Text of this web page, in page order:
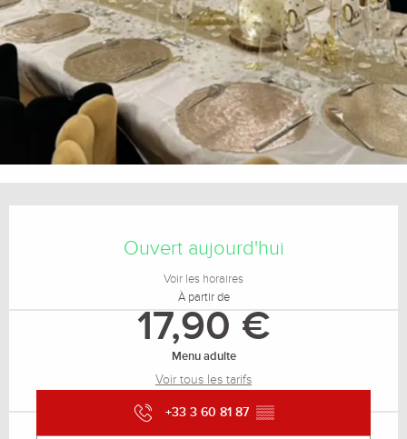
Ouvert aujourd'hui
Voir les horaires
À partir de
17,90 €
Menu adulte
Voir tous les tarifs
+33 3 60 81 87 ▒▒